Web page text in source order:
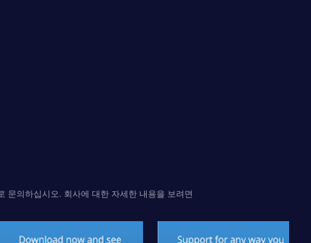
문의하십시오. 회사에 대한 자세한 내용을 보려면